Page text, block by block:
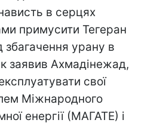
в серцях
примусити Тегеран
збагачення урану в
заявив Ахмадінежад,
свої
Міжнародного
енергії (МАГАТЕ) і